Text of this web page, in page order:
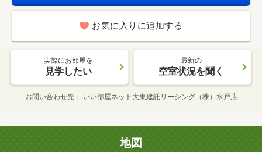
お気に入りに追加する
実際にお部屋を
見学したい
最新の
空室状況を聞く
お問い合わせ先 いい部屋ネット大東建託リーシング（株）水戸店
地図